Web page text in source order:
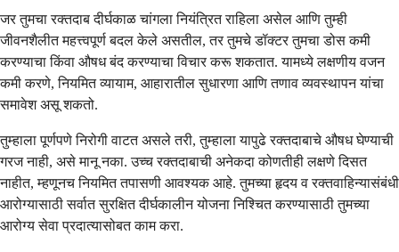
जर तुमचा रक्तदाब दीर्घकाळ चांगला नियंत्रित राहिला असेल आणि तुम्ही
जीवनशैलीत महत्त्वपूर्ण बदल केले असतील, तर तुमचे डॉक्टर तुमचा डोस कमी
करण्याचा किंवा औषध बंद करण्याचा विचार करू शकतात. यामध्ये लक्षणीय वजन
कमी करणे, नियमित व्यायाम, आहारातील सुधारणा आणि तणाव व्यवस्थापन यांचा
समावेश असू शकतो.
तुम्हाला पूर्णपणे निरोगी वाटत असले तरी, तुम्हाला यापुढे रक्तदाबाचे औषध घेण्याची
गरज नाही, असे मानू नका. उच्च रक्तदाबाची अनेकदा कोणतीही लक्षणे दिसत
नाहीत, म्हणूनच नियमित तपासणी आवश्यक आहे. तुमच्या हृदय व रक्तवाहिन्यासंबंधी
आरोग्यासाठी सर्वात सुरक्षित दीर्घकालीन योजना निश्चित करण्यासाठी तुमच्या
आरोग्य सेवा प्रदात्यासोबत काम करा.